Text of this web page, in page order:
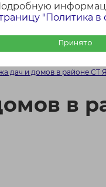
"Политика
Принято
дач и домов в районе СТ
в